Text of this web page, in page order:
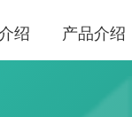
绍 产品介绍